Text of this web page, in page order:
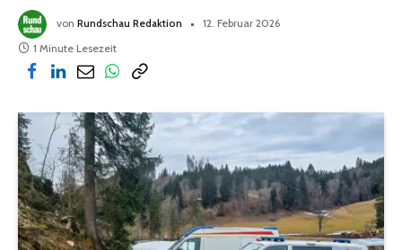
von Rundschau Redaktion
12. Februar 2026
1 Minute Lesezeit